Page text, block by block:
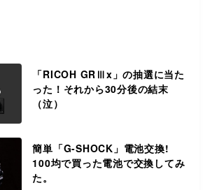
「RICOH GRⅢx」の抽選に当た
った！それから30分後の結末
（泣）
簡単「G-SHOCK」電池交換!
100均で買った電池で交換してみ
た。